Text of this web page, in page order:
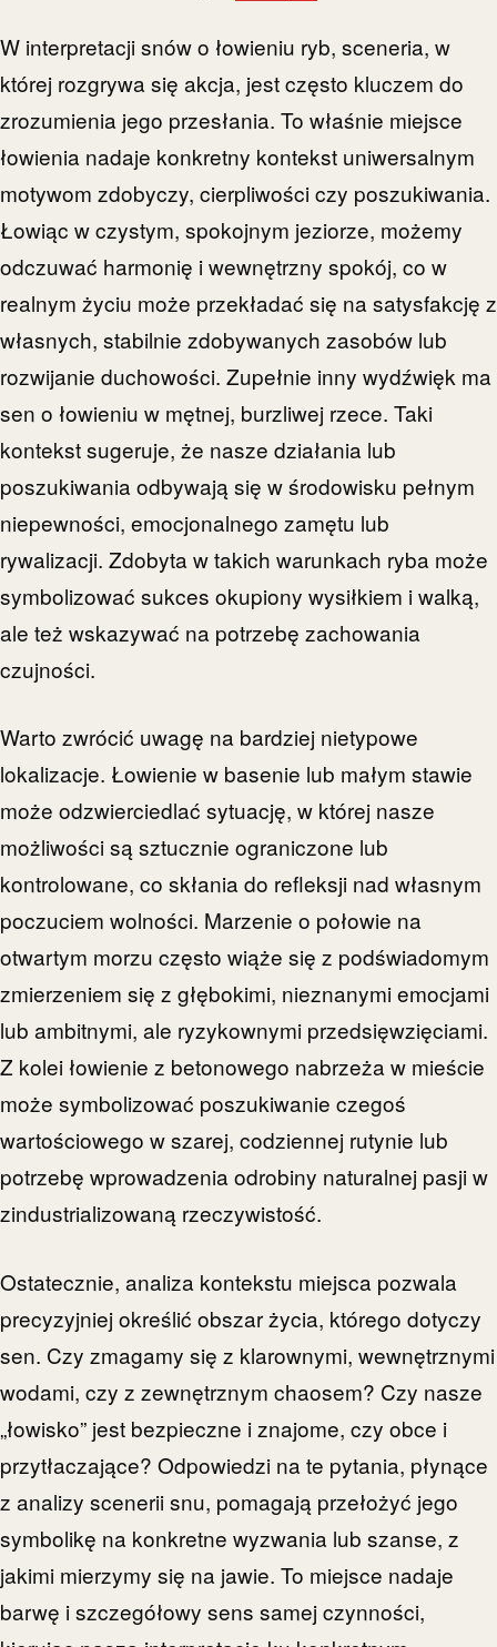
W interpretacji snów o łowieniu ryb, sceneria, w
której rozgrywa się akcja, jest często kluczem do
zrozumienia jego przesłania. To właśnie miejsce
łowienia nadaje konkretny kontekst uniwersalnym
motywom zdobyczy, cierpliwości czy poszukiwania.
Łowiąc w czystym, spokojnym jeziorze, możemy
odczuwać harmonię i wewnętrzny spokój, co w
realnym życiu może przekładać się na satysfakcję z
własnych, stabilnie zdobywanych zasobów lub
rozwijanie duchowości. Zupełnie inny wydźwięk ma
sen o łowieniu w mętnej, burzliwej rzece. Taki
kontekst sugeruje, że nasze działania lub
poszukiwania odbywają się w środowisku pełnym
niepewności, emocjonalnego zamętu lub
rywalizacji. Zdobyta w takich warunkach ryba może
symbolizować sukces okupiony wysiłkiem i walką,
ale też wskazywać na potrzebę zachowania
czujności.
Warto zwrócić uwagę na bardziej nietypowe
lokalizacje. Łowienie w basenie lub małym stawie
może odzwierciedlać sytuację, w której nasze
możliwości są sztucznie ograniczone lub
kontrolowane, co skłania do refleksji nad własnym
poczuciem wolności. Marzenie o połowie na
otwartym morzu często wiąże się z podświadomym
zmierzeniem się z głębokimi, nieznanymi emocjami
lub ambitnymi, ale ryzykownymi przedsięwzięciami.
Z kolei łowienie z betonowego nabrzeża w mieście
może symbolizować poszukiwanie czegoś
wartościowego w szarej, codziennej rutynie lub
potrzebę wprowadzenia odrobiny naturalnej pasji w
zindustrializowaną rzeczywistość.
Ostatecznie, analiza kontekstu miejsca pozwala
precyzyjniej określić obszar życia, którego dotyczy
sen. Czy zmagamy się z klarownymi, wewnętrznymi
wodami, czy z zewnętrznym chaosem? Czy nasze
„łowisko” jest bezpieczne i znajome, czy obce i
przytłaczające? Odpowiedzi na te pytania, płynące
z analizy scenerii snu, pomagają przełożyć jego
symbolikę na konkretne wyzwania lub szanse, z
jakimi mierzymy się na jawie. To miejsce nadaje
barwę i szczegółowy sens samej czynności,